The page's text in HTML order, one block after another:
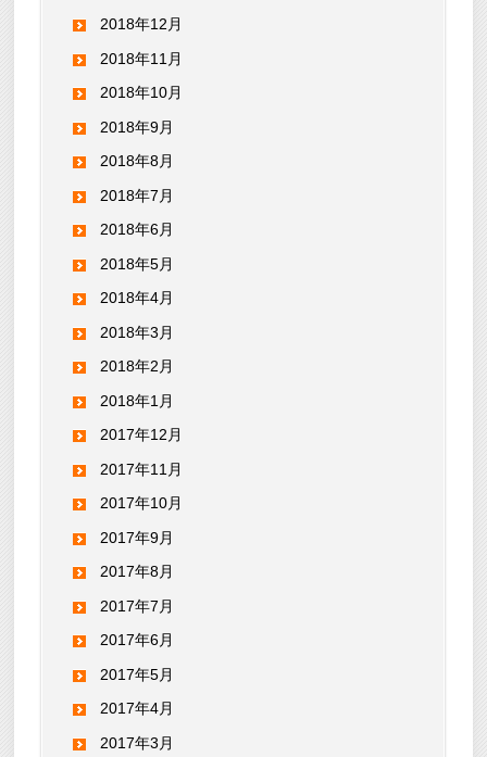
2018年12月
2018年11月
2018年10月
2018年9月
2018年8月
2018年7月
2018年6月
2018年5月
2018年4月
2018年3月
2018年2月
2018年1月
2017年12月
2017年11月
2017年10月
2017年9月
2017年8月
2017年7月
2017年6月
2017年5月
2017年4月
2017年3月